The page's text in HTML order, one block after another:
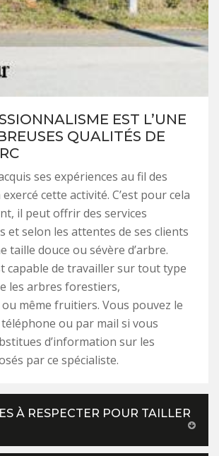
EST L’UNE
QUALITÉS DE
ses expériences au fil des
cette activité. C’est pour cela
il peut offrir des services
et selon les attentes de ses clients
taille douce ou sévère d’arbre.
capable de travailler sur tout type
les arbres forestiers,
même fruitiers. Vous pouvez le
ou par mail si vous
d’information sur les
par ce spécialiste.
À RESPECTER POUR TAILLER